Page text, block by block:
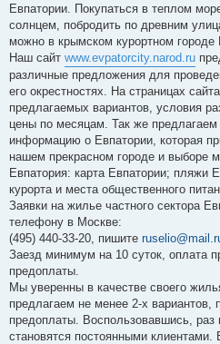
Евпатории. Покупаться в теплом
солнцем, побродить по древним
можно в крымском курортном городе
Наш сайт www.evpatorcity.narod.ru
различные предложения для
его окрестностях. На страницах
предлагаемых вариантов, условия
цены по месяцам. Так же
информацию о Евпатории, которая
нашем прекрасном городе и выборе
Евпатория: карта Евпатории; пляжи
курорта и места общественного
Заявки на жилье частного сектора
телефону в Москве:
(495) 440-33-20, пишите
Заезд минимум на 10 суток, оплата
предоплаты.
Мы уверенны в качестве своего
предлагаем не менее 2-х вариантов,
предоплаты. Воспользовавшись,
становятся постоянными